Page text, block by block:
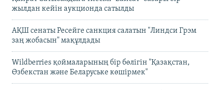
жылдан кейін аукционда сатылды
АҚШ сенаты Ресейге санкция салатын "Линдси Грэм
заң жобасын" мақұлдады
Wildberries қоймаларының бір бөлігін "Қазақстан,
Өзбекстан және Беларуське көшірмек"